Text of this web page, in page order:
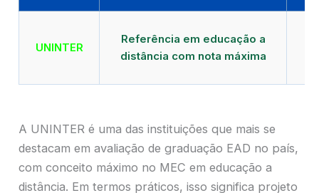
UNINTER
Referência em educação a
distância com nota máxima
A UNINTER é uma das instituições que mais se
destacam em avaliação de graduação EAD no país,
com conceito máximo no MEC em educação a
distância. Em termos práticos, isso significa projeto